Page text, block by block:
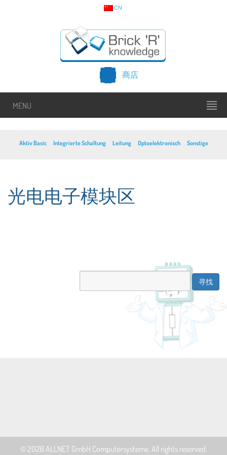
CN
商店
MENU
Aktiv Basic Integrierte Schaltung Leitung Optoelektronisch Sonstige
光电电子模块区
© 2026ALLNET GmbH Computersysteme. All rights reserved.